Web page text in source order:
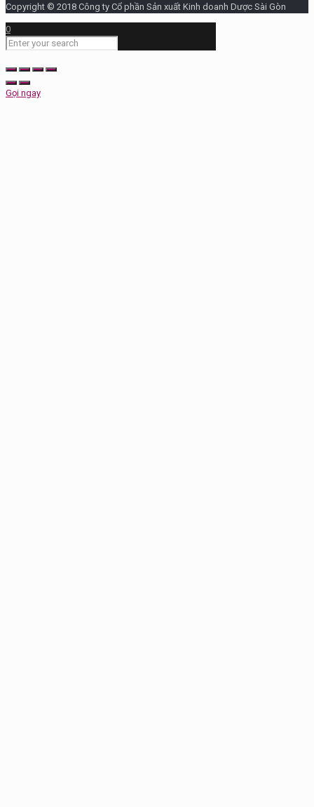
Copyright © 2018 Công ty Cổ phần Sản xuất Kinh doanh Dược Sài Gòn
0
Gọi ngay